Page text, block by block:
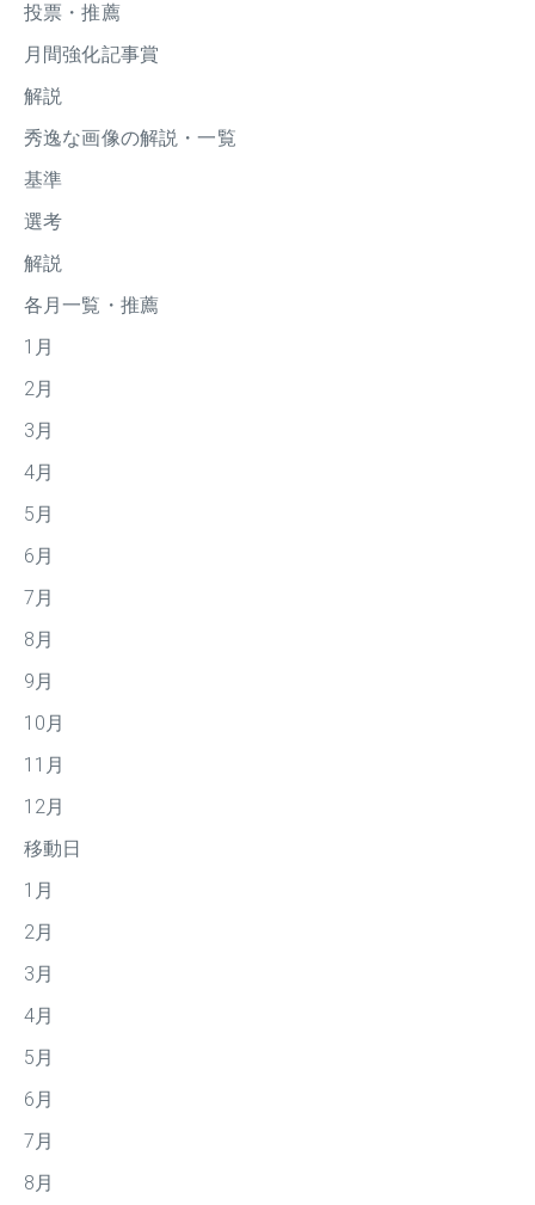
投票・推薦
月間強化記事賞
解説
秀逸な画像の解説・一覧
基準
選考
解説
各月一覧・推薦
1月
2月
3月
4月
5月
6月
7月
8月
9月
10月
11月
12月
移動日
1月
2月
3月
4月
5月
6月
7月
8月